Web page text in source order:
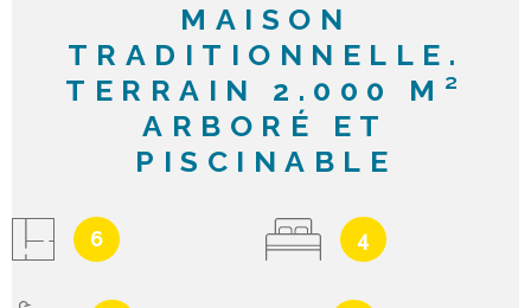
MAISON
TRADITIONNELLE.
TERRAIN 2.000 M²
ARBORÉ ET
PISCINABLE
6 4